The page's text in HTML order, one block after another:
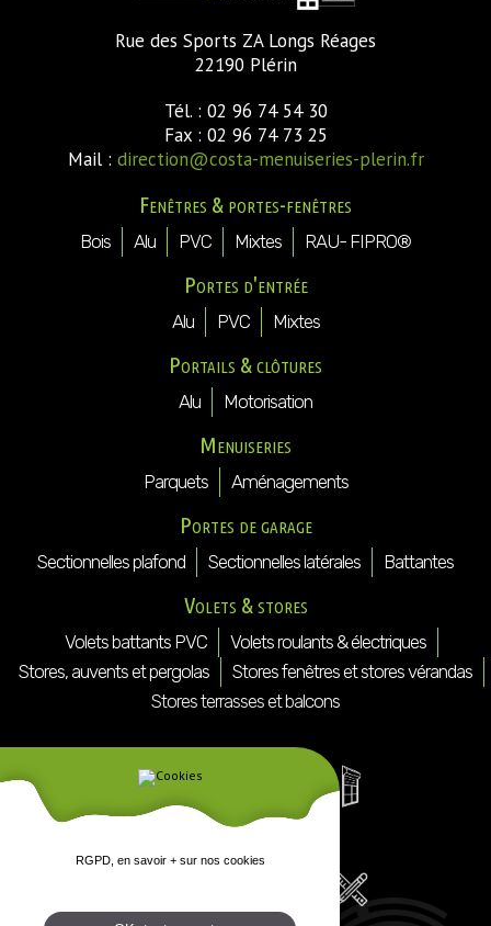
Rue des Sports ZA Longs Réages
22190 Plérin
Tél. : 02 96 74 54 30
Fax : 02 96 74 73 25
Mail : direction@costa-menuiseries-plerin.fr
Fenêtres & portes-fenêtres
Bois Alu PVC Mixtes RAU- FIPRO®
Portes d'entrée
Alu PVC Mixtes
Portails & clôtures
Alu Motorisation
Menuiseries
Parquets Aménagements
Portes de garage
Sectionnelles plafond Sectionnelles latérales Battantes
Volets & stores
Volets battants PVC
Volets roulants & électriques
Stores, auvents et pergolas
Stores fenêtres et stores vérandas
Stores terrasses et balcons
RGPD, en savoir + sur nos cookies